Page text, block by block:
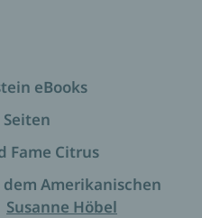
Ig in ihre Hände
Luz, ehemaliges
die Flucht nach Osten
und Surfer,
Spätestens
Wüste auf eine
ihren charismatischen
Gefahr nicht nur
Sonne
der
eBooks
Seiten
Fame Citrus
dem Amerikanischen
Susanne Höbel